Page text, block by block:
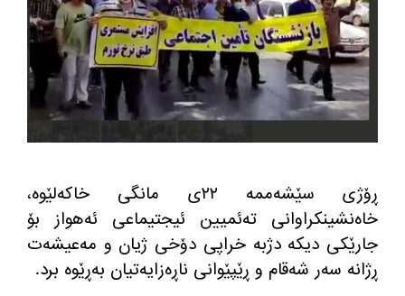
ڕۆژی سێشه‌ممه‌ ٢٢ی مانگی خاكه‌لێوه‌،
خاه‌نشینكراوانی ته‌ئمیین ئیجتیماعی ئه‌هواز بۆ
جارێكی دیكه‌ دژبه‌ خراپی دۆخی ژیان و مه‌عیشه‌ت
ڕژانه سه‌ر شه‌قام و ڕێپێوانی ناڕه‌زایه‌تیان به‌ڕێوه‌ برد.